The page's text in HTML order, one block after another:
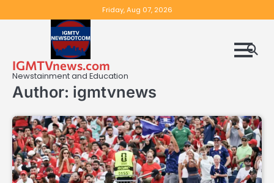
to
Friday, Aug 07, 2026
IGMTVnews.com
Newstainment and Education
Author: igmtvnews